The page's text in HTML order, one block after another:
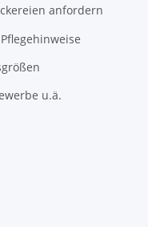
anfordern
u.ä.